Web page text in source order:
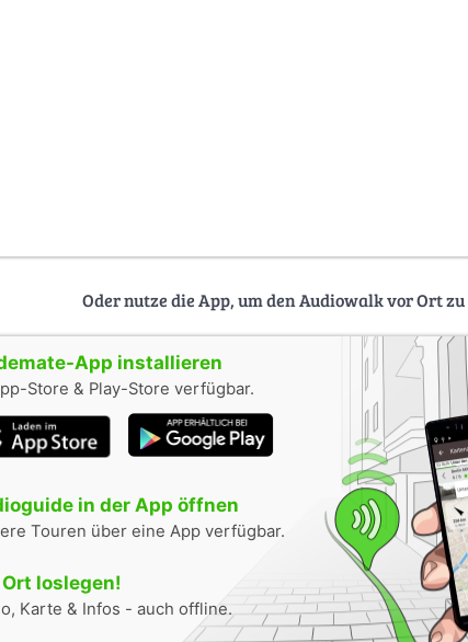
Oder nutze die App, um den Audiowalk vor Ort
App installieren
Store & Play-Store verfügbar.
in der App öffnen
Touren über eine App verfügbar.
loslegen!
Karte & Infos - auch offline.